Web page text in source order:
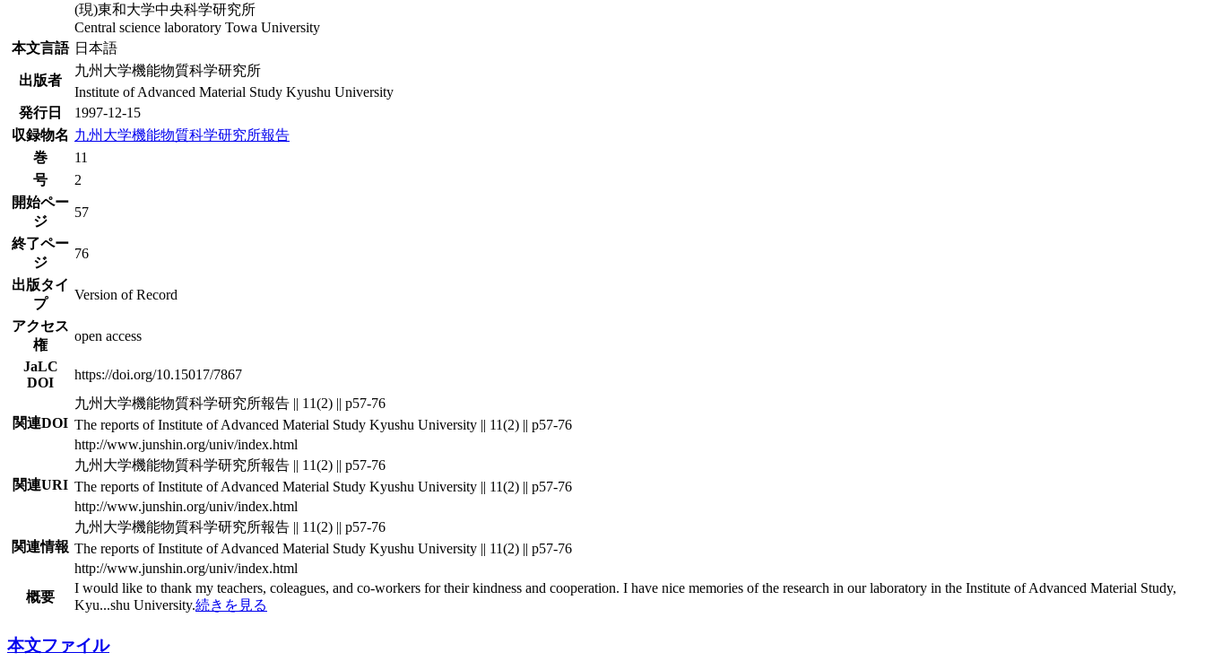
(現)東和大学中央科学研究所
Central science laboratory Towa University
本文言語 日本語
出版者
九州大学機能物質科学研究所
Institute of Advanced Material Study Kyushu University
発行日
1997-12-15
収録物名 九州大学機能物質科学研究所報告
巻
11
号
2
開始ペー
ジ
57
終了ペー
ジ
76
出版タイ
プ
Version of Record
アクセス
権
open access
JaLC
DOI
https://doi.org/10.15017/7867
関連DOI
九州大学機能物質科学研究所報告 || 11(2) || p57-76
The reports of Institute of Advanced Material Study Kyushu University || 11(2) || p57-76
http://www.junshin.org/univ/index.html
関連URI
九州大学機能物質科学研究所報告 || 11(2) || p57-76
The reports of Institute of Advanced Material Study Kyushu University || 11(2) || p57-76
http://www.junshin.org/univ/index.html
関連情報
九州大学機能物質科学研究所報告 || 11(2) || p57-76
The reports of Institute of Advanced Material Study Kyushu University || 11(2) || p57-76
http://www.junshin.org/univ/index.html
概要
I would like to thank my teachers, coleagues, and co-workers for their kindness and cooperation. I have nice memories of the research in our laboratory in the Institute of Advanced Material Study,
Kyu...shu University.続きを見る
本文ファイル